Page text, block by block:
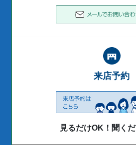
来店予約
見るだけOK！聞くだ